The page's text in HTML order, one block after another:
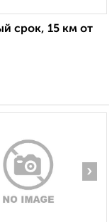
срок, 15 км от
›